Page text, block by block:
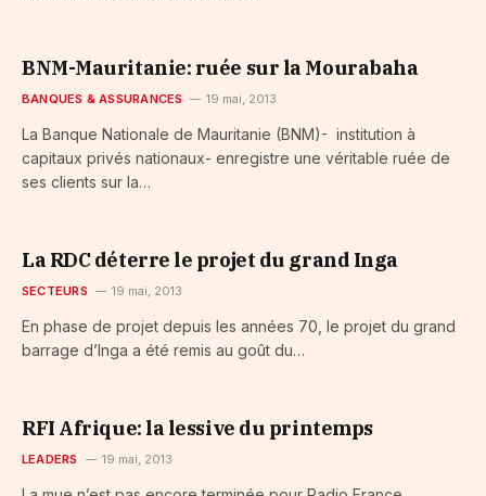
BNM-Mauritanie: ruée sur la Mourabaha
BANQUES & ASSURANCES 19 mai, 2013
La Banque Nationale de Mauritanie (BNM)- institution à
capitaux privés nationaux- enregistre une véritable ruée de
ses clients sur la…
La RDC déterre le projet du grand Inga
SECTEURS 19 mai, 2013
En phase de projet depuis les années 70, le projet du grand
barrage d’Inga a été remis au goût du…
RFI Afrique: la lessive du printemps
LEADERS 19 mai, 2013